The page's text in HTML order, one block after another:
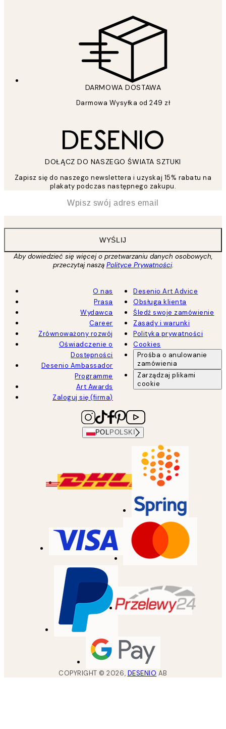
DARMOWA DOSTAWA
Darmowa Wysyłka od 249 zł
DOŁĄCZ DO NASZEGO ŚWIATA SZTUKI
Zapisz się do naszego newslettera i uzyskaj 15% rabatu na
plakaty podczas następnego zakupu.
WYŚLIJ
Aby dowiedzieć się więcej o przetwarzaniu danych osobowych,
przeczytaj naszą Polityce Prywatności.
O nas
Prasa
Wydawca
Career
Zrównoważony rozwój
Oświadczenie o
Dostępności
Desenio Ambassador
Programme
Art Awards
Zaloguj się (firma)
Desenio Art Advice
Obsługa klienta
Śledź swoje zamówienie
Zasady i warunki
Polityka prywatności
Cookies
Prośba o anulowanie
zamówienia
Zarządzaj plikami
cookie
POL POLSKI
COPYRIGHT ©2026, DESENIO AB